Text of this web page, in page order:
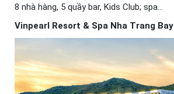
8 nhà hàng, 5 quầy bar, Kids Club; spa…
Vinpearl Resort & Spa Nha Trang Bay